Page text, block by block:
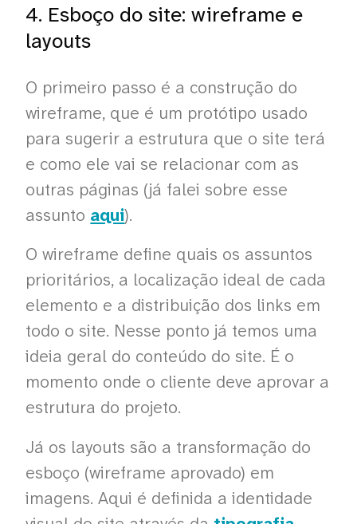
4. Esboço do site: wireframe e
layouts
O primeiro passo é a construção do
wireframe, que é um protótipo usado
para sugerir a estrutura que o site terá
e como ele vai se relacionar com as
outras páginas (já falei sobre esse
assunto aqui).
O wireframe define quais os assuntos
prioritários, a localização ideal de cada
elemento e a distribuição dos links em
todo o site. Nesse ponto já temos uma
ideia geral do conteúdo do site. É o
momento onde o cliente deve aprovar a
estrutura do projeto.
Já os layouts são a transformação do
esboço (wireframe aprovado) em
imagens. Aqui é definida a identidade